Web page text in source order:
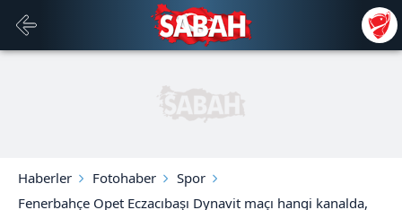
Haberler Fotohaber
Spor
Fenerbahçe Opet Eczacıbaşı Dynavit maçı hangi kanalda,